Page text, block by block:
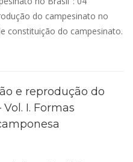
do campesinato no
constituição do campesinato.
e reprodução do
I. Formas